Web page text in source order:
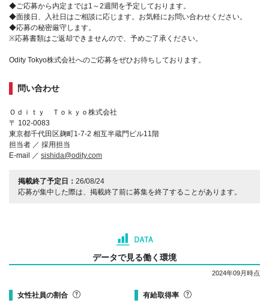
◆ご応募から内定までは1～2週間を予定しております。
◆面接日、入社日はご相談に応じます。お気軽にお問い合わせください。
◆応募の秘密厳守します。
※応募書類はご返却できませんので、予めご了承ください。
Odity Tokyo株式会社へのご応募をぜひお待ちしております。
問い合わせ
Ｏｄｉｔｙ Ｔｏｋｙｏ株式会社
〒 102-0083
東京都千代田区麹町1‐7‐2 相互半蔵門ビル11階
担当者 ／ 採用担当
E-mail ／ sishida@odity.com
掲載終了予定日： 26/08/24
応募が集中した際は、掲載終了前に募集を終了することがあります。
データで見る働く環境
2024年09月時点
女性社員の割合 有給取得率